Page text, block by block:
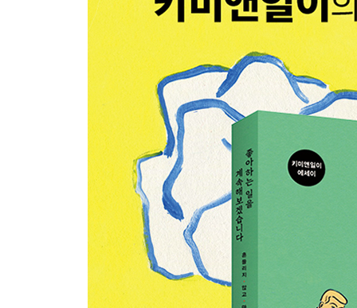
치톤피드
우리는 미안하다
괜찮아, 사랑이야
최연소 이장이 되겠다는 꿈
봄과 파초
가을타기 좋은 날
그리운 남해
소파베드
캠핑 대신, 야외 테이블
주변 정리
가고 싶다, 여행
남해의 아이러니
단 하나의 프리미엄이라는 상술